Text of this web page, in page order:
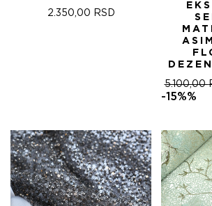
2.350,00 RSD
5.100,00
-15%%